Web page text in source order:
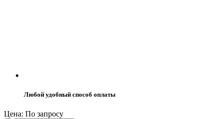
Любой удобный способ оплаты
Цена: По запросу